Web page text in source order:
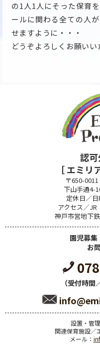
の1人1人にそった保育
ールに関わる全ての人
せますように・・・
どうぞよろしくお願いい
認
［ エミリ
〒650-
下山手通4-
定休日／
アクセス／JR
神戸市営地下
園児募集
お
（受付時間
設置・管
関連保育施設／
メール：